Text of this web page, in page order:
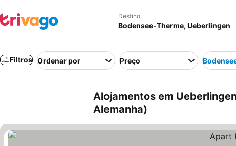
Destino
Filtros Ordenar por Preço
Alojamentos em
Alemanha)